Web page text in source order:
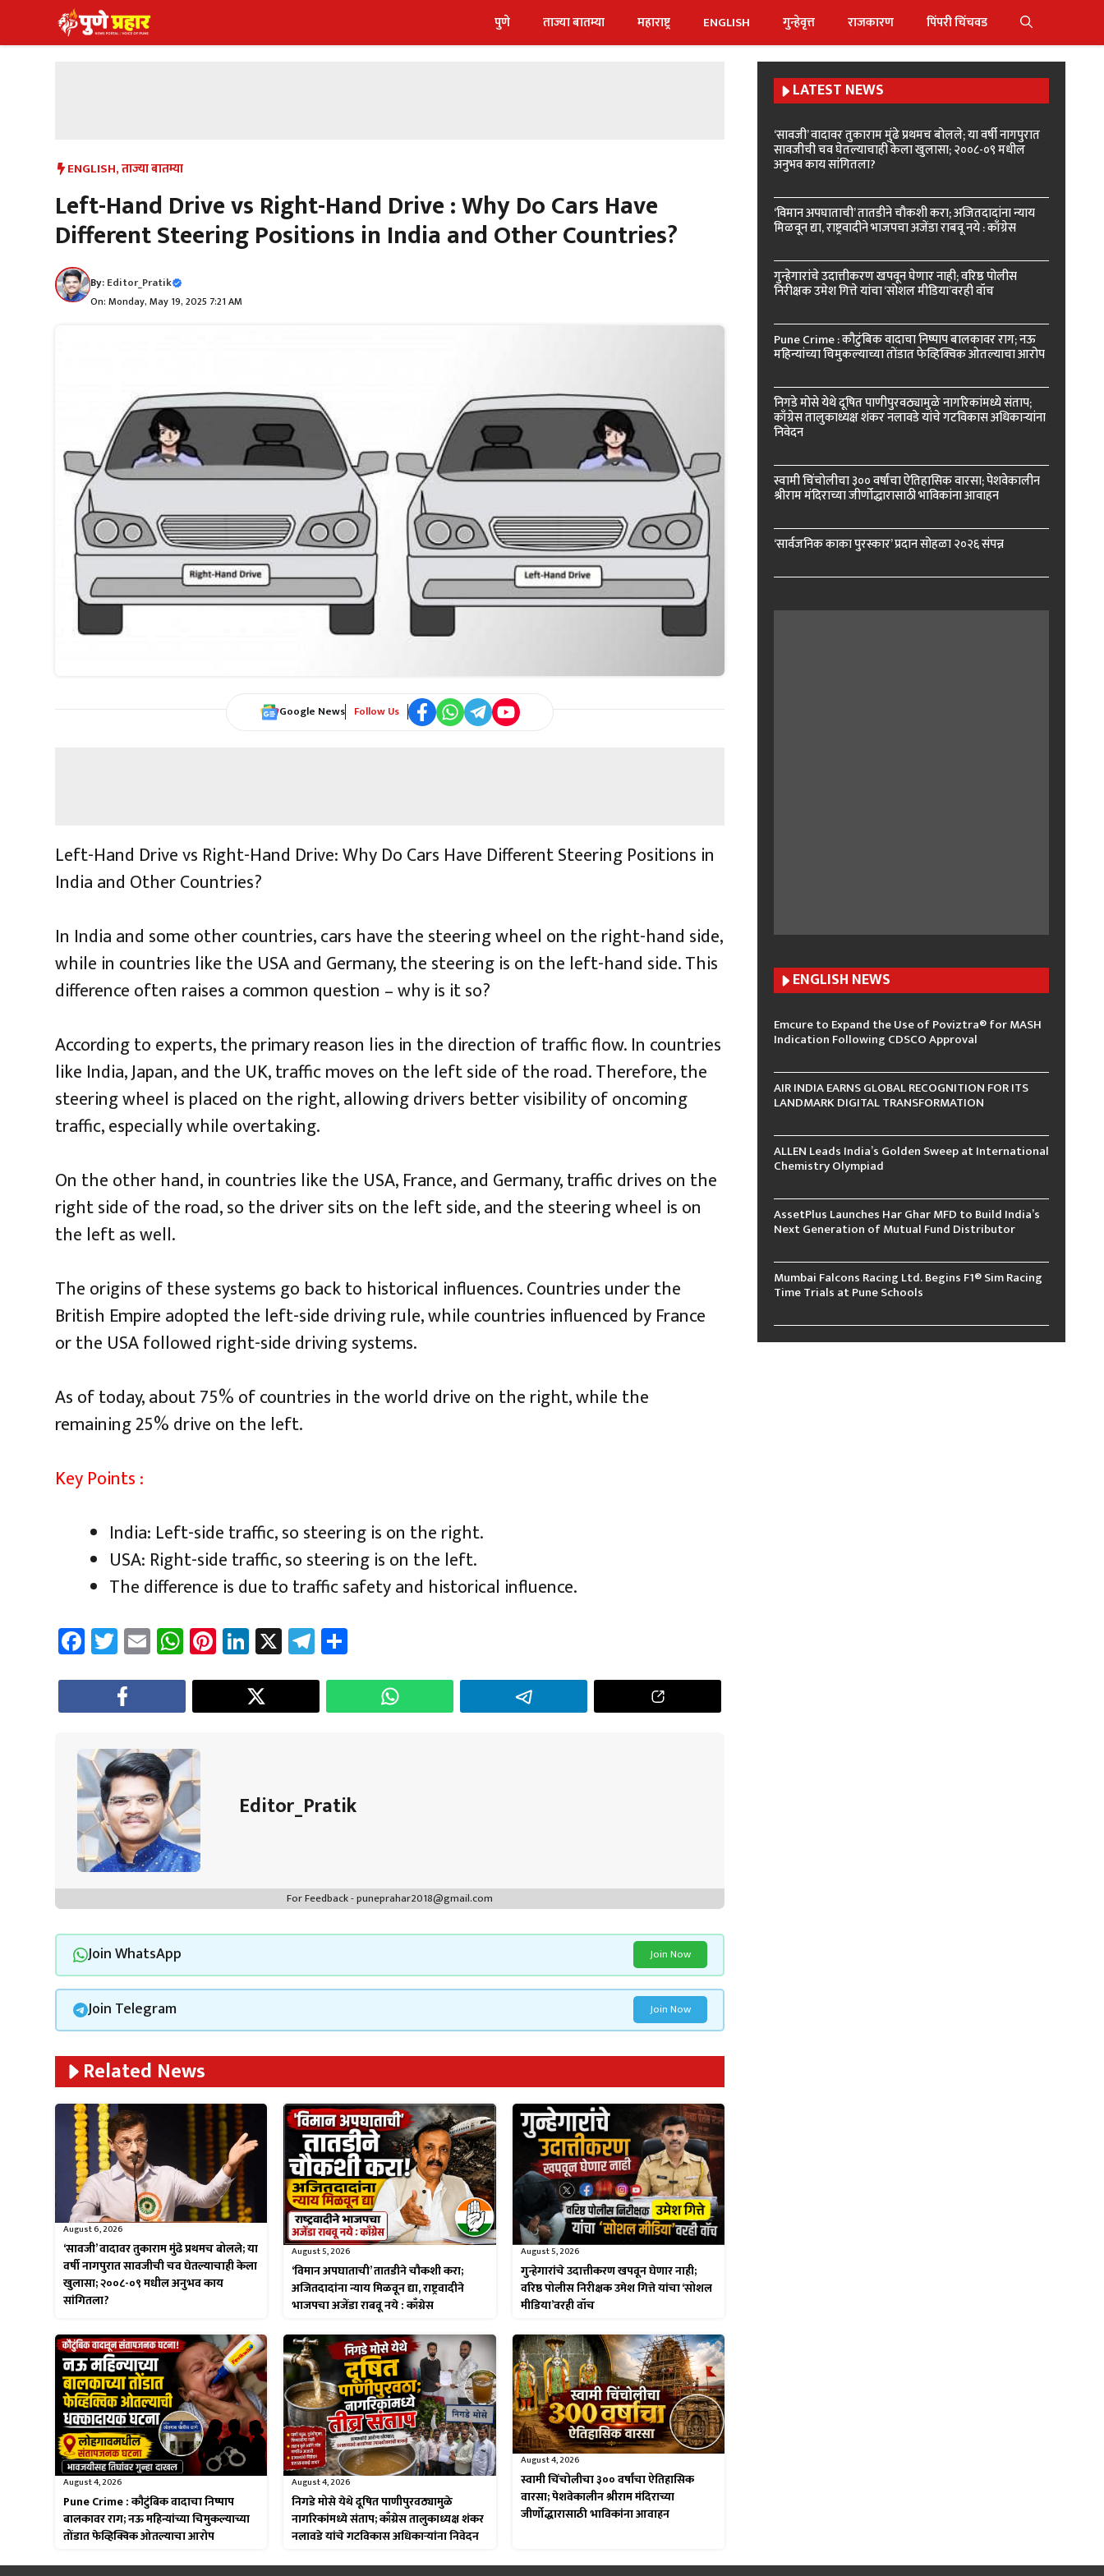
to
पुणे ताज्या बातम्या महाराष्ट्र ENGLISH गुन्हेवृत्त राजकारण पिंपरी चिंचवड
ENGLISH,ताज्या बातम्या
Left-Hand Drive vs Right-Hand Drive : Why Do Cars Have
Different Steering Positions in India and Other Countries?
By:Editor_Pratik
On: Monday, May 19, 2025 7:21 AM
Google News Follow Us
Left-Hand Drive vs Right-Hand Drive: Why Do Cars Have Different Steering Positions in
India and Other Countries?
In India and some other countries, cars have the steering wheel on the right-hand side,
while in countries like the USA and Germany, the steering is on the left-hand side. This
difference often raises a common question – why is it so?
According to experts, the primary reason lies in the direction of traffic flow. In countries
like India, Japan, and the UK, traffic moves on the left side of the road. Therefore, the
steering wheel is placed on the right, allowing drivers better visibility of oncoming
traffic, especially while overtaking.
On the other hand, in countries like the USA, France, and Germany, traffic drives on the
right side of the road, so the driver sits on the left side, and the steering wheel is on
the left as well.
The origins of these systems go back to historical influences. Countries under the
British Empire adopted the left-side driving rule, while countries influenced by France
or the USA followed right-side driving systems.
As of today, about 75% of countries in the world drive on the right, while the
remaining 25% drive on the left.
Key Points :
India: Left-side traffic, so steering is on the right.
USA: Right-side traffic, so steering is on the left.
The difference is due to traffic safety and historical influence.
Fa
ce
b
o
ok
T
wi
tt
er
E
m
ail
W
h
at
sA
p
p
Pi
nt
er
es
Li
nk
e
dI
X Te
le
gr
a
e
Editor_Pratik
For Feedback - puneprahar2018@gmail.com
Join WhatsApp Join Now
Join Telegram Join Now
Related News
August 6, 2026
‘सावजी’ वादावर तुकाराम मुंढे प्रथमच बोलले; या
वर्षी नागपुरात सावजीची चव घेतल्याचाही केला
खुलासा; २००८-०९ मधील अनुभव काय
सांगितला?
August 5, 2026
‘विमान अपघाताची’ तातडीने चौकशी करा;
अजितदादांना न्याय मिळवून द्या, राष्ट्रवादीने
भाजपचा अजेंडा राबवू नये : काँग्रेस
August 5, 2026
गुन्हेगारांचे उदात्तीकरण खपवून घेणार नाही;
वरिष्ठ पोलीस निरीक्षक उमेश गित्ते यांचा ‘सोशल
मीडिया’वरही वॉच
August 4, 2026
Pune Crime : कौटुंबिक वादाचा निष्पाप
बालकावर राग; नऊ महिन्यांच्या चिमुकल्याच्या
तोंडात फेव्हिक्विक ओतल्याचा आरोप
August 4, 2026
निगडे मोसे येथे दूषित पाणीपुरवठ्यामुळे
नागरिकांमध्ये संताप; काँग्रेस तालुकाध्यक्ष शंकर
नलावडे यांचे गटविकास अधिकाऱ्यांना निवेदन
August 4, 2026
स्वामी चिंचोलीचा ३०० वर्षांचा ऐतिहासिक
वारसा; पेशवेकालीन श्रीराम मंदिराच्या
जीर्णोद्धारासाठी भाविकांना आवाहन
LATEST NEWS
‘सावजी’ वादावर तुकाराम मुंढे प्रथमच बोलले; या वर्षी नागपुरात
सावजीची चव घेतल्याचाही केला खुलासा; २००८-०९ मधील
अनुभव काय सांगितला?
‘विमान अपघाताची’ तातडीने चौकशी करा; अजितदादांना न्याय
मिळवून द्या, राष्ट्रवादीने भाजपचा अजेंडा राबवू नये : काँग्रेस
गुन्हेगारांचे उदात्तीकरण खपवून घेणार नाही; वरिष्ठ पोलीस
निरीक्षक उमेश गित्ते यांचा ‘सोशल मीडिया’वरही वॉच
Pune Crime : कौटुंबिक वादाचा निष्पाप बालकावर राग; नऊ
महिन्यांच्या चिमुकल्याच्या तोंडात फेव्हिक्विक ओतल्याचा आरोप
निगडे मोसे येथे दूषित पाणीपुरवठ्यामुळे नागरिकांमध्ये संताप;
काँग्रेस तालुकाध्यक्ष शंकर नलावडे यांचे गटविकास अधिकाऱ्यांना
निवेदन
स्वामी चिंचोलीचा ३०० वर्षांचा ऐतिहासिक वारसा; पेशवेकालीन
श्रीराम मंदिराच्या जीर्णोद्धारासाठी भाविकांना आवाहन
‘सार्वजनिक काका पुरस्कार’ प्रदान सोहळा २०२६ संपन्न
ENGLISH NEWS
Emcure to Expand the Use of Poviztra® for MASH
Indication Following CDSCO Approval
AIR INDIA EARNS GLOBAL RECOGNITION FOR ITS
LANDMARK DIGITAL TRANSFORMATION
ALLEN Leads India’s Golden Sweep at International
Chemistry Olympiad
AssetPlus Launches Har Ghar MFD to Build India’s
Next Generation of Mutual Fund Distributor
Mumbai Falcons Racing Ltd. Begins F1® Sim Racing
Time Trials at Pune Schools